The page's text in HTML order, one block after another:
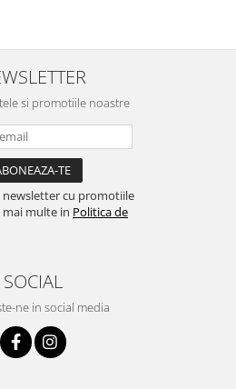
si promotiile noastre
newsletter cu promotiile
mai multe in Politica de
SOCIAL
ne in social media